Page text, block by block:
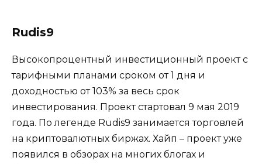
Rudis9
Высокопроцентный инвестиционный проект с
тарифными планами сроком от 1 дня и
доходностью от 103% за весь срок
инвестирования. Проект стартовал 9 мая 2019
года. По легенде Rudis9 занимается торговлей
на криптовалютных биржах. Хайп – проект уже
появился в обзорах на многих блогах и